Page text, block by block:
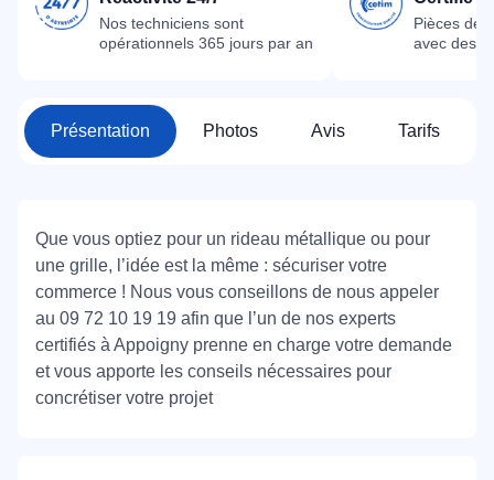
Nos techniciens sont
opérationnels 365 jours par an
Pièces
avec des
Présentation Photos Avis Tarifs
Que vous optiez pour un rideau métallique ou pour
une grille, l’idée est la même : sécuriser votre
commerce ! Nous vous conseillons de nous appeler
au 09 72 10 19 19 afin que l’un de nos experts
certifiés à Appoigny prenne en charge votre demande
et vous apporte les conseils nécessaires pour
concrétiser votre projet